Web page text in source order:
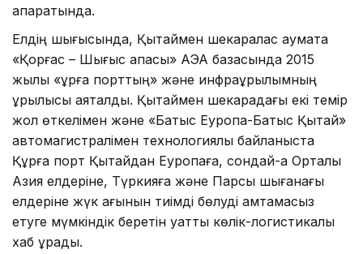
ақпаратында.
Елдің шығысында, Қытаймен шекаралас аумақта
«Қорғас – Шығыс қақпасы» АЭА базасында 2015
жылы «құрғақ порттың» және инфрақұрылымның
құрылысы аяқталды. Қытаймен шекарадағы екі темір
жол өткелімен және «Батыс Еуропа-Батыс Қытай»
автомагистралімен технологиялық байланыста
Құрғақ порт Қытайдан Еуропаға, сондай-ақ Орталық
Азия елдеріне, Түркияға және Парсы шығанағы
елдеріне жүк ағынын тиімді бөлуді қамтамасыз
етуге мүмкіндік беретін қуатты көлік-логистикалық
хаб құрады.